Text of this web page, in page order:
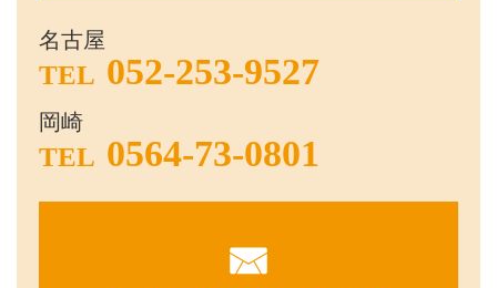
名古屋
TEL 052-253-9527
岡崎
TEL 0564-73-0801